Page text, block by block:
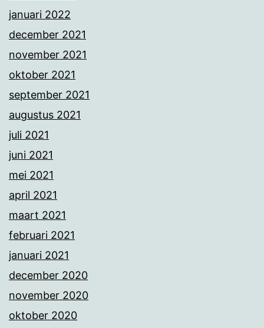
januari 2022
december 2021
november 2021
oktober 2021
september 2021
augustus 2021
juli 2021
juni 2021
mei 2021
april 2021
maart 2021
februari 2021
januari 2021
december 2020
november 2020
oktober 2020